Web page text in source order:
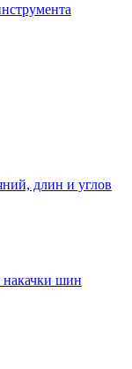
длин и углов
накачки шин